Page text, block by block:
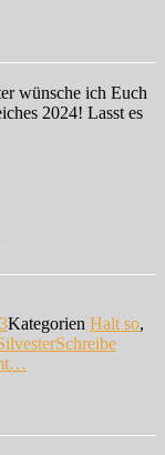
wünsche ich Euch
2024! Lasst es
Kategorien Halt so,
Schreibe